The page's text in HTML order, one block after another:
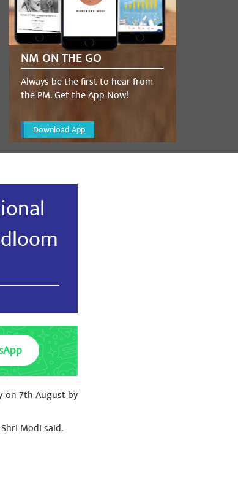
NM ON THE GO
Always be the first to hear from
the PM. Get the App Now!
Download App
on 7th August by
Modi said.